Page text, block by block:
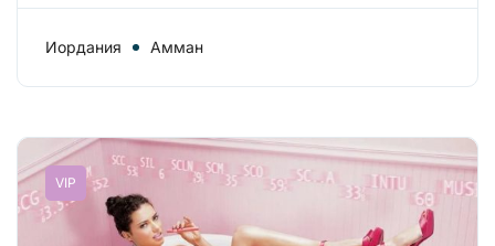
Иордания Амман
VIP